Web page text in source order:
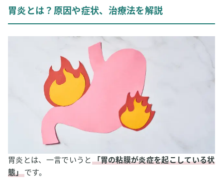
胃炎に新たな光？水素吸入療法の可能性を探る
胃粘膜を保護して胃炎を予防
抗炎症作用による胃炎症状の緩和
まとめ：水素吸入の胃炎に対する有効性に期待
胃炎とは？原因や症状、治療法を解説
胃炎とは、一言でいうと 「胃の粘膜が炎症を起こしている状
態」です。